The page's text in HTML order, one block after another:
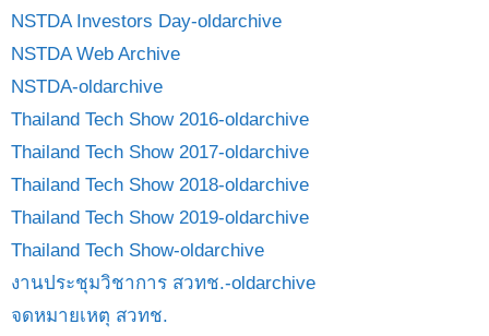
NSTDA Investors Day-oldarchive
NSTDA Web Archive
NSTDA-oldarchive
Thailand Tech Show 2016-oldarchive
Thailand Tech Show 2017-oldarchive
Thailand Tech Show 2018-oldarchive
Thailand Tech Show 2019-oldarchive
Thailand Tech Show-oldarchive
งานประชุมวิชาการ สวทช.-oldarchive
จดหมายเหตุ สวทช.